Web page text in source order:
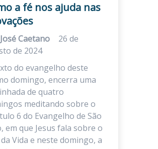
a fé nos ajuda nas
José Caetano
26 de
de 2024
do evangelho deste
domingo, encerra uma
de quatro
meditando sobre o
6 do Evangelho de São
em que Jesus fala sobre o
Vida e neste domingo, a